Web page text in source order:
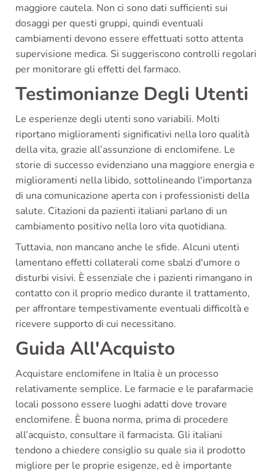
maggiore cautela. Non ci sono dati sufficienti sui
dosaggi per questi gruppi, quindi eventuali
cambiamenti devono essere effettuati sotto attenta
supervisione medica. Si suggeriscono controlli regolari
per monitorare gli effetti del farmaco.
Testimonianze Degli Utenti
Le esperienze degli utenti sono variabili. Molti
riportano miglioramenti significativi nella loro qualità
della vita, grazie all’assunzione di enclomifene. Le
storie di successo evidenziano una maggiore energia e
miglioramenti nella libido, sottolineando l'importanza
di una comunicazione aperta con i professionisti della
salute. Citazioni da pazienti italiani parlano di un
cambiamento positivo nella loro vita quotidiana.
Tuttavia, non mancano anche le sfide. Alcuni utenti
lamentano effetti collaterali come sbalzi d'umore o
disturbi visivi. È essenziale che i pazienti rimangano in
contatto con il proprio medico durante il trattamento,
per affrontare tempestivamente eventuali difficoltà e
ricevere supporto di cui necessitano.
Guida All'Acquisto
Acquistare enclomifene in Italia è un processo
relativamente semplice. Le farmacie e le parafarmacie
locali possono essere luoghi adatti dove trovare
enclomifene. È buona norma, prima di procedere
all’acquisto, consultare il farmacista. Gli italiani
tendono a chiedere consiglio su quale sia il prodotto
migliore per le proprie esigenze, ed è importante